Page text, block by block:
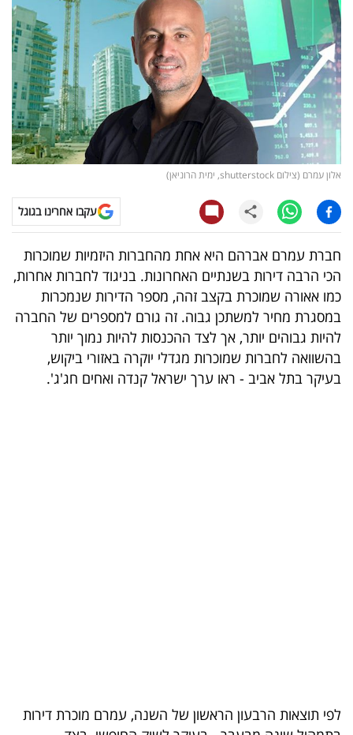
דעות
רכילות
עסקית
קריפטו
ויראלי
עסקי
ספורט
קריירה
ולימודים
מינויים
רייטינג
פודקאסט
אלון עמרם (צילום shutterstock, ימית הרוניאן)
עקבו אחרינו בגוגל
חברת עמרם אברהם היא אחת מהחברות היזמיות שמוכרות
הכי הרבה דירות בשנתיים האחרונות. בניגוד לחברות אחרות,
כמו אאורה שמוכרת בקצב זהה, מספר הדירות שנמכרות
במסגרת מחיר למשתכן גבוה. זה גורם למספרים של החברה
להיות גבוהים יותר, אך לצד ההכנסות להיות נמוך יותר
בהשוואה לחברות שמוכרות מגדלי יוקרה באזורי ביקוש,
בעיקר בתל אביב - ראו ערך ישראל קנדה ואחים חג'ג'.
לפי תוצאות הרבעון הראשון של השנה, עמרם מוכרת דירות